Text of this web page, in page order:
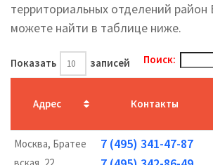
территориальных отделений район
можете найти в таблице ниже.
Показать записей Поиск:
Адрес Контакты
Москва, Братее
7 (495) 341-47-87